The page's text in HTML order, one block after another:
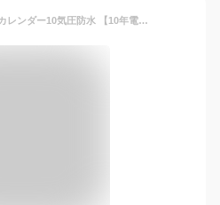
ペアウォッチ 防水 日付 カレンダー10気圧防水 【10年電池ムーブ搭載】 おしゃれ 大人 フォーエバー カップル Forever Love 初恋 カップル 夫婦 プレゼント 人気 防水 高級感 おしゃれ ピンクゴールド シェル文字盤 ブランド ビジネス ラグジュアリー クリスタル